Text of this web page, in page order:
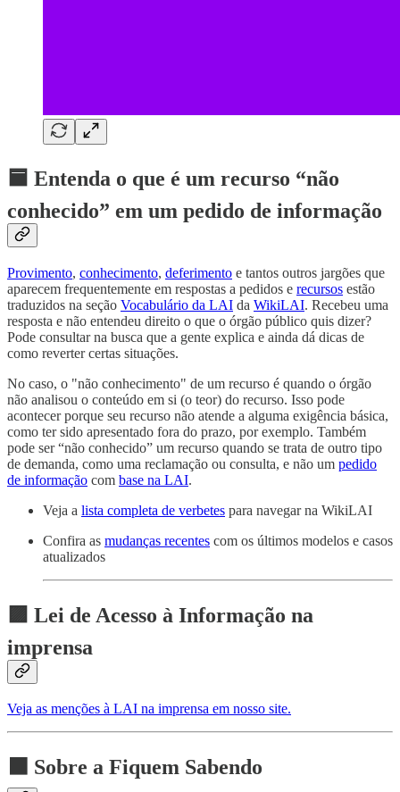
🟦 Entenda o que é um recurso “não
conhecido” em um pedido de informação
Provimento, conhecimento, deferimento e tantos outros jargões que
aparecem frequentemente em respostas a pedidos e recursos estão
traduzidos na seção Vocabulário da LAI da WikiLAI. Recebeu uma
resposta e não entendeu direito o que o órgão público quis dizer?
Pode consultar na busca que a gente explica e ainda dá dicas de
como reverter certas situações.
No caso, o "não conhecimento" de um recurso é quando o órgão
não analisou o conteúdo em si (o teor) do recurso. Isso pode
acontecer porque seu recurso não atende a alguma exigência básica,
como ter sido apresentado fora do prazo, por exemplo. Também
pode ser “não conhecido” um recurso quando se trata de outro tipo
de demanda, como uma reclamação ou consulta, e não um pedido
de informação com base na LAI.
Veja a lista completa de verbetes para navegar na WikiLAI
Confira as mudanças recentes com os últimos modelos e casos
atualizados
🟪 Lei de Acesso à Informação na
imprensa
Veja as menções à LAI na imprensa em nosso site.
⬛ Sobre a Fiquem Sabendo